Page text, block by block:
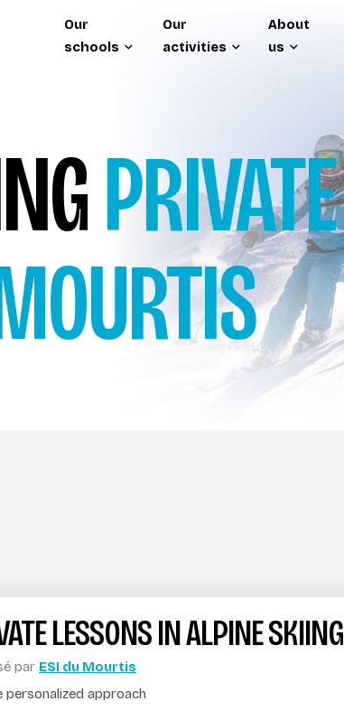
Our
schools
Our
activities
About
us
PRIVATE
LESSONS IN ALPINE SKIING
par ESI du Mourtis
personalized approach